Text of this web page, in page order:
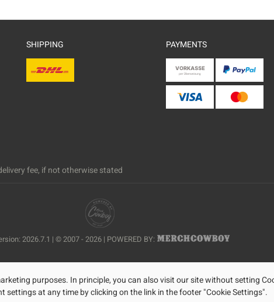
SHIPPING PAYMENTS
fee, if not otherwise stated
2026.7.1 | © 2007 - 2026 | POWERED BY:
purposes. In principle, you can also visit our site without setting
at any time by clicking on the link in the footer "Cookie Settings".